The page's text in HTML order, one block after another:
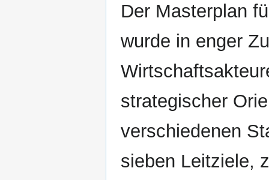
Der Masterplan
wurde in enger
strategischer
verschiedenen
sieben Leitziele,